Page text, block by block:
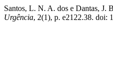
Santos, L. N. A. dos e Dantas, J.
Urgência, 2(1), p. e2122.38. doi: